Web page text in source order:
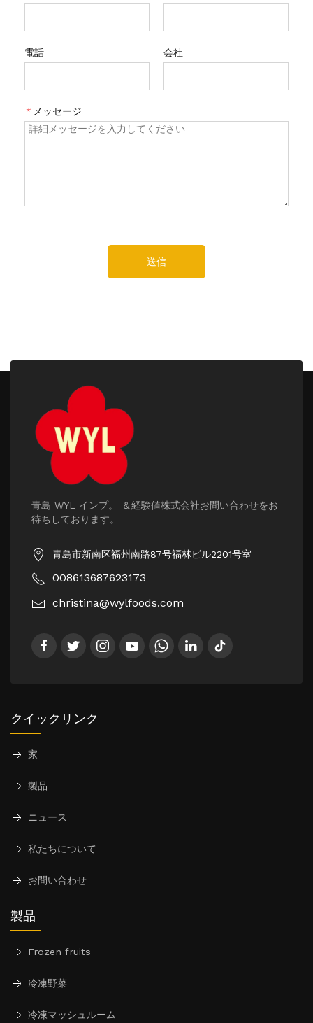
電話 会社
* メッセージ
送信
青島 WYL インプ。 ＆経験値株式会社お問い合わせをお
待ちしております。
青島市新南区福州南路87号福林ビル2201号室
008613687623173
christina@wylfoods.com
クイックリンク
家
製品
ニュース
私たちについて
お問い合わせ
製品
Frozen fruits
冷凍野菜
冷凍マッシュルーム